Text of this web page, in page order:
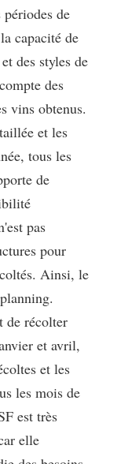
de
capacité de
des styles de
des
vins obtenus.
et les
tous les
de
pas
pour
Ainsi, le
de récolter
et avril,
et les
les mois de
est très
elle